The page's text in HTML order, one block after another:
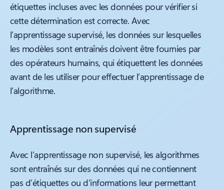
étiquettes incluses avec les données pour vérifier si
cette détermination est correcte. Avec
l’apprentissage supervisé, les données sur lesquelles
les modèles sont entraînés doivent être fournies par
des opérateurs humains, qui étiquettent les données
avant de les utiliser pour effectuer l’apprentissage de
l’algorithme.
Apprentissage non supervisé
Avec l’apprentissage non supervisé, les algorithmes
sont entraînés sur des données qui ne contiennent
pas d’étiquettes ou d’informations leur permettant